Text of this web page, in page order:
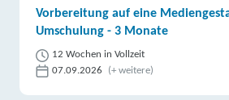
Vorbereitung auf eine
Umschulung - 3 Monate
12 Wochen in Vollzeit
07.09.2026
(+ weitere)